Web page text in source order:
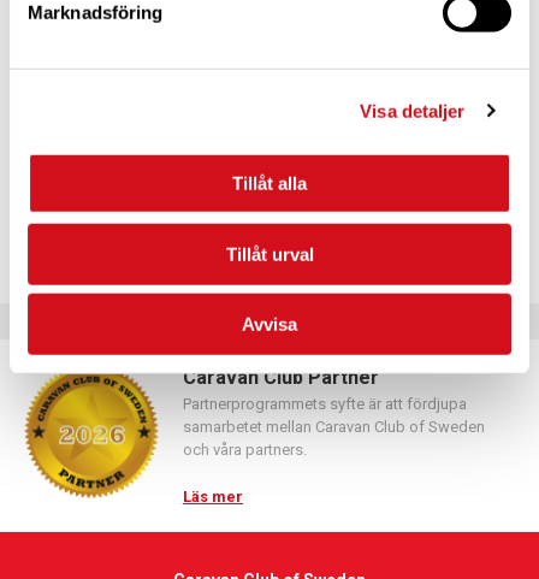
Marknadsföring
Visa detaljer
Tillåt alla
Tillåt urval
Avvisa
Logga in med hjälp av formuläret och följ anvisningarna.
Caravan Club Partner
Partnerprogrammets syfte är att fördjupa
samarbetet mellan Caravan Club of Sweden
och våra partners.
Läs mer